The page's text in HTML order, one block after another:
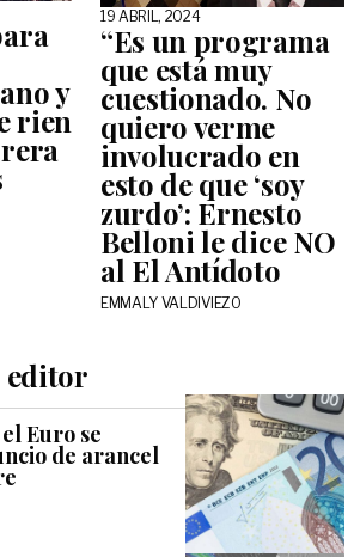
y
rien
19 ABRIL, 2024
“Es un programa
que está muy
cuestionado. No
quiero verme
involucrado en
esto de que ‘soy
zurdo’: Ernesto
Belloni le dice NO
al El Antídoto
EMMALY VALDIVIEZO
editor
Euro se
de arancel